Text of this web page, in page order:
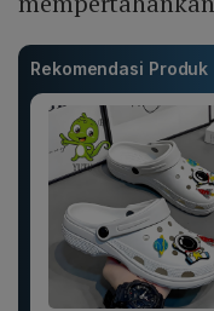
Rekomendasi Produk